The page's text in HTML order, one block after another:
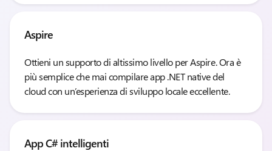
Aspire
Ottieni un supporto di altissimo livello per Aspire. Ora è
più semplice che mai compilare app .NET native del
cloud con un’esperienza di sviluppo locale eccellente.
App C# intelligenti